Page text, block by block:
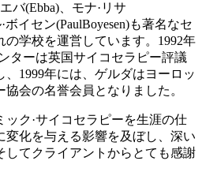
バ(Ebba)、モナ·リサ
イセン(PaulBoyesen)も著名なセ
学校を運営しています。1992年
ターは英国サイコセラピー評議
1999年には、ゲルダはヨーロッ
会の名誉会員となりました。
ク·サイコセラピーを生涯の仕
変化を与える影響を及ぼし、深い
してクライアントからとても感謝